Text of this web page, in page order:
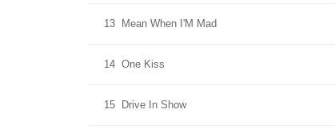
13 Mean When I'M Mad
14 One Kiss
15 Drive In Show